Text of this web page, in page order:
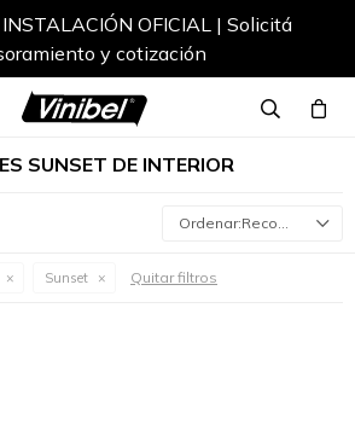
OFICIAL | Solicitá
y cotización
SUNSET DE INTERIOR
Recomendados
Sunset Quitar filtros